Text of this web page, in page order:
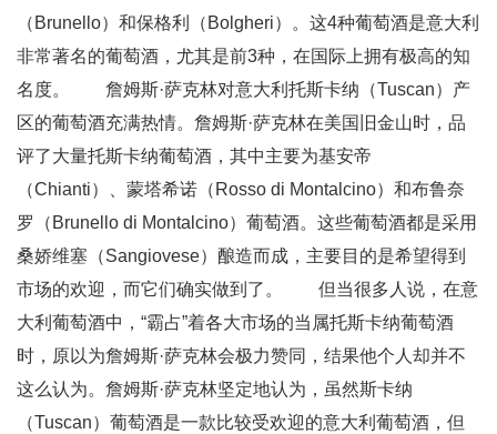
（Brunello）和保格利（Bolgheri）。这4种葡萄酒是意大利
非常著名的葡萄酒，尤其是前3种，在国际上拥有极高的知
名度。 詹姆斯·萨克林对意大利托斯卡纳（Tuscan）产
区的葡萄酒充满热情。詹姆斯·萨克林在美国旧金山时，品
评了大量托斯卡纳葡萄酒，其中主要为基安帝
（Chianti）、蒙塔希诺（Rosso di Montalcino）和布鲁奈
罗（Brunello di Montalcino）葡萄酒。这些葡萄酒都是采用
桑娇维塞（Sangiovese）酿造而成，主要目的是希望得到
市场的欢迎，而它们确实做到了。 但当很多人说，在意
大利葡萄酒中，“霸占”着各大市场的当属托斯卡纳葡萄酒
时，原以为詹姆斯·萨克林会极力赞同，结果他个人却并不
这么认为。詹姆斯·萨克林坚定地认为，虽然斯卡纳
（Tuscan）葡萄酒是一款比较受欢迎的意大利葡萄酒，但